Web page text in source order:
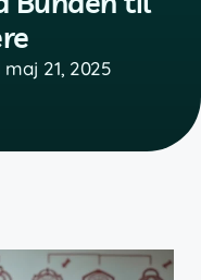
maj 21, 2025